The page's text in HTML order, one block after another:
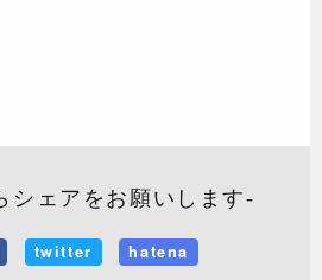
シェアをお願いします-
twitter hatena